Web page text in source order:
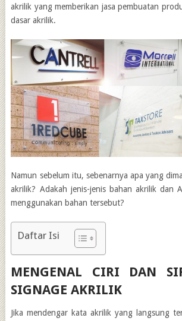
akrilik yang memberikan jasa pembuatan
dasar akrilik.
Namun sebelum itu, sebenarnya apa yang
akrilik? Adakah jenis-jenis bahan akrilik dan
menggunakan bahan tersebut?
Daftar Isi
MENGENAL CIRI DAN
SIGNAGE AKRILIK
Jika mendengar kata akrilik yang langsung